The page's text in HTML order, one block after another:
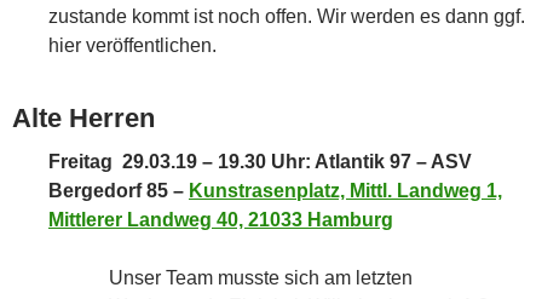
zustande kommt ist noch offen. Wir werden es dann ggf.
hier veröffentlichen.
Alte Herren
Freitag 29.03.19 – 19.30 Uhr: Atlantik 97 – ASV
Bergedorf 85 – Kunstrasenplatz, Mittl. Landweg 1,
Mittlerer Landweg 40, 21033 Hamburg
Unser Team musste sich am letzten